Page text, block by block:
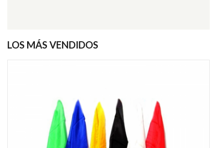
LOS MÁS VENDIDOS